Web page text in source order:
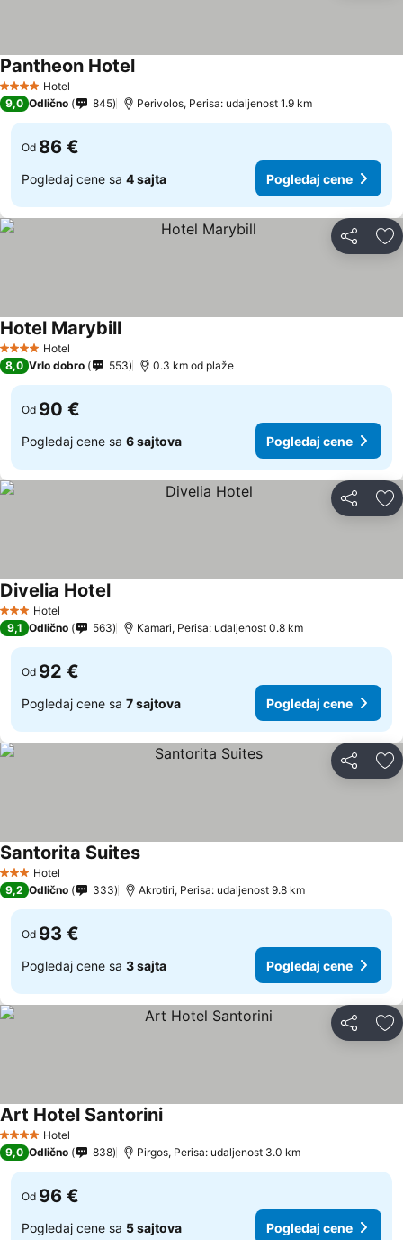
4 ZvezdiceHotel
Pantheon HotelPogledaj cene
9,0 Odlično 845 Perivolos, Perisa: udaljenost 1.9 km
Od 86 €
Pogledaj cene sa 4 sajta Pogledaj cene
Deli
4 ZvezdiceHotel
Hotel MarybillPogledaj cene
8,0 Vrlo dobro 553 0.3 km od plaže
Od 90 €
Pogledaj cene sa 6 sajtova Pogledaj cene
Deli
3 Zvezdice
Hotel
Divelia HotelPogledaj cene
9,1 Odlično 563 Kamari, Perisa: udaljenost 0.8 km
Od 92 €
Pogledaj cene sa 7 sajtova Pogledaj cene
Deli
3 Zvezdice
Hotel
Santorita SuitesPogledaj cene
9,2 Odlično 333 Akrotiri, Perisa: udaljenost 9.8 km
Od 93 €
Pogledaj cene sa 3 sajta Pogledaj cene
Deli
4 ZvezdiceHotel
Art Hotel SantoriniPogledaj cene
9,0 Odlično 838 Pirgos, Perisa: udaljenost 3.0 km
Od 96 €
Pogledaj cene sa 5 sajtova Pogledaj cene